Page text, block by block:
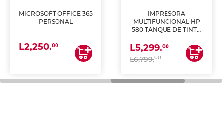
MICROSOFT OFFICE 365
PERSONAL
L2,250.00
IMPRESORA
MULTIFUNCIONAL HP
580 TANQUE DE TINTA
ESCANEA)
L5,299.00
L6,799.00